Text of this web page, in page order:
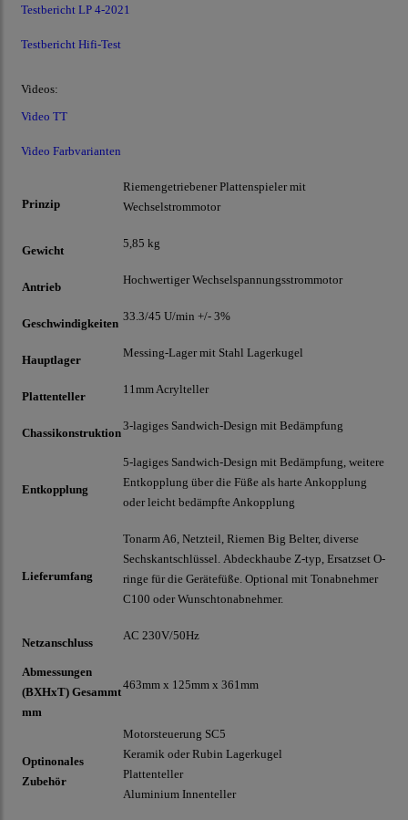
Testbericht LP 4-2021
Testbericht Hifi-Test
Videos:
Video TT
Video Farbvarianten
Prinzip
Riemengetriebener Plattenspieler mit
Wechselstrommotor
Gewicht
5,85 kg
Antrieb
Hochwertiger Wechselspannungsstrommotor
Geschwindigkeiten
33.3/45 U/min +/- 3%
Hauptlager
Messing-Lager mit Stahl Lagerkugel
Plattenteller
11mm Acrylteller
Chassikonstruktion
3-lagiges Sandwich-Design mit Bedämpfung
Entkopplung
5-lagiges Sandwich-Design mit Bedämpfung, weitere
Entkopplung über die Füße als harte Ankopplung
oder leicht bedämpfte Ankopplung
Lieferumfang
Tonarm A6, Netzteil, Riemen Big Belter, diverse
Sechskantschlüssel. Abdeckhaube Z-typ, Ersatzset O-
ringe für die Gerätefüße. Optional mit Tonabnehmer
C100 oder Wunschtonabnehmer.
Netzanschluss
AC 230V/50Hz
Abmessungen
(BXHxT) Gesammt
mm
463mm x 125mm x 361mm
Optinonales
Zubehör
Motorsteuerung SC5
Keramik oder Rubin Lagerkugel
Plattenteller
Aluminium Innenteller